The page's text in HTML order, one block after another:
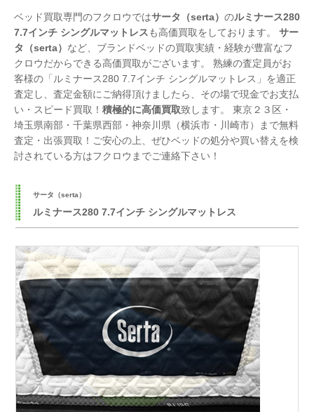
ベッド買取専門のフクロウではサータ（serta） のルミナース280
7.7インチ シングルマットレスも高価買取をしております。 サー
タ（serta） など、ブランドベッドの買取実績・経験が豊富なフ
クロウだからできる高価買取がございます。 熟練の査定員がお
客様の「ルミナース280 7.7インチ シングルマットレス」を適正
査定し、査定金額にご納得頂けましたら、その場で現金でお支払
い・スピード買取！ 積極的に高価買取致します。 東京２３区・
埼玉県南部・千葉県西部・神奈川県（横浜市・川崎市）まで無料
査定・出張買取！ご安心の上、ぜひベッドの処分や買い替えを検
討されている方はフクロウまでご連絡下さい！
サータ（serta）
ルミナース280 7.7インチ シングルマットレス